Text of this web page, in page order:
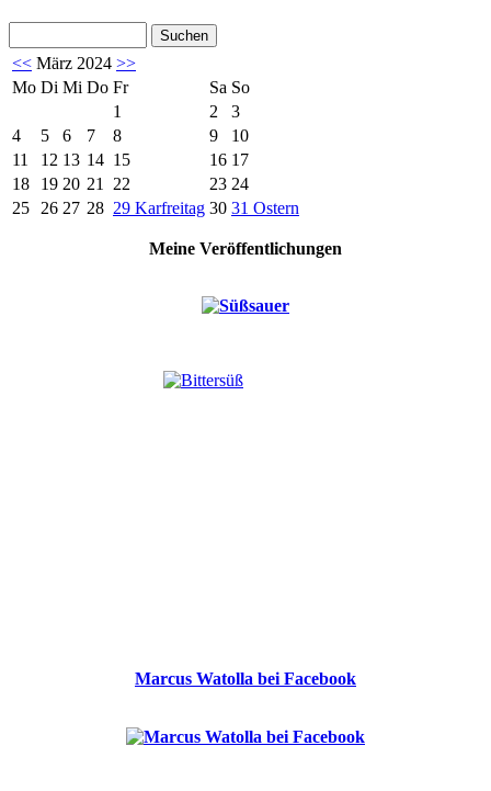
<< März 2024 >>
Mo Di Mi Do Fr Sa So
1
2
3
4
5 6 7 8 9
10
11
12 13 14 15 16 17
18
19 20 21 22 23 24
25
26 27 28 29 Karfreitag 30 31 Ostern
Meine Veröffentlichungen
Marcus Watolla bei Facebook